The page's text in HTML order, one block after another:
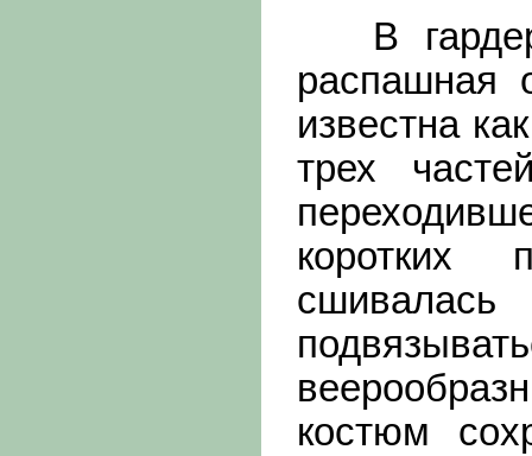
В
распашная
известна
трех
костюм